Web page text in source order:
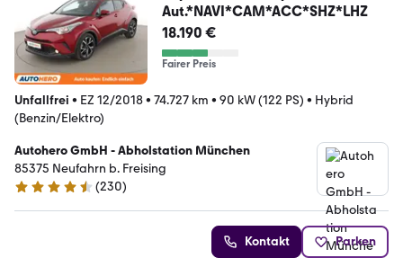
Aut.*NAVI*CAM*ACC*SHZ*LHZ
18.190 €
Fairer Preis
Unfallfrei • EZ 12/2018• 74.727 km • 90 kW (122 PS) • Hybrid
(Benzin/Elektro)
Autohero GmbH - Abholstation München
85375 Neufahrn b. Freising
4.4 Sterne
(230)
Kontakt Parken